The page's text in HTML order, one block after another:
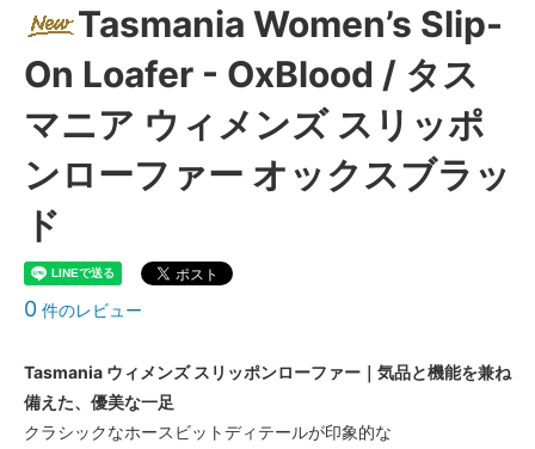
Tasmania Women’s Slip-
On Loafer - OxBlood / タス
マニア ウィメンズ スリッポ
ンローファー オックスブラッ
ド
0 件のレビュー
Tasmania ウィメンズ スリッポンローファー｜気品と機能を兼ね
備えた、優美な一足
クラシックなホースビットディテールが印象的な